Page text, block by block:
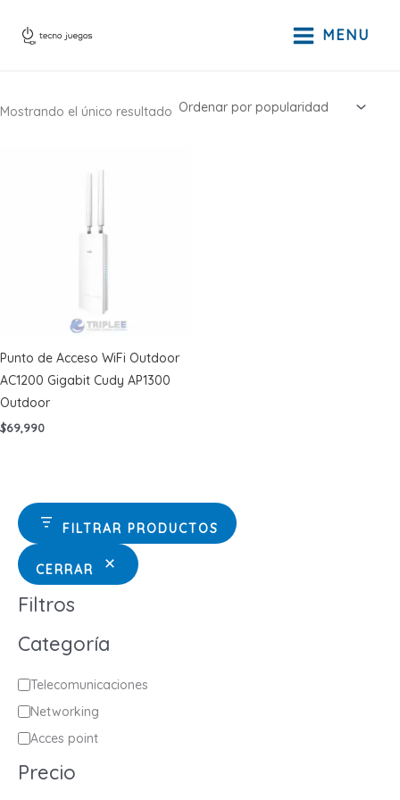
MENU
FILTRAR PRODUCTOS
CERRAR
Filtros
Categoría
C
a
t
g
Telecomunicaciones
Networking
Acces point
Precio
Mostrando el único resultado
Punto de Acceso WiFi Outdoor
AC1200 Gigabit Cudy AP1300
Outdoor
$69,990